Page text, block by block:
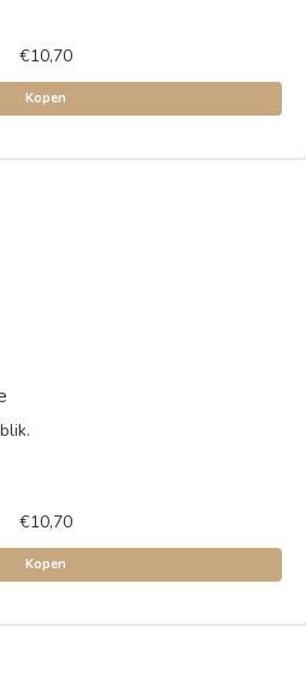
€10,70
Kopen
€10,70
Kopen